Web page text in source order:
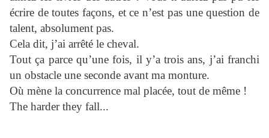
écrire de toutes façons, et ce n’est pas une question de
talent, absolument pas.
Cela dit, j’ai arrêté le cheval.
Tout ça parce qu’une fois, il y’a trois ans, j’ai franchi
un obstacle une seconde avant ma monture.
Où mène la concurrence mal placée, tout de même !
The harder they fall...